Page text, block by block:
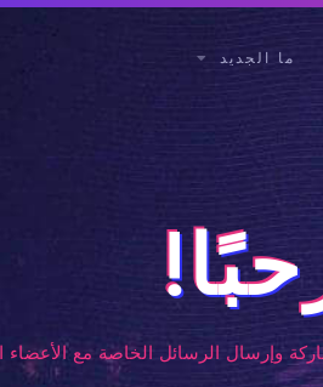
ما الجديد
وإرسال الرسائل الخاصة مع الأعضاء